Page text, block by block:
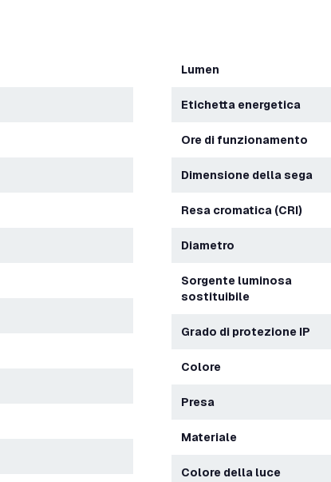
Lumen
Etichetta energetica
Ore di funzionamento
Dimensione della sega
Resa cromatica (CRI)
Diametro
Sorgente luminosa
sostituibile
Grado di protezione IP
Colore
Presa
Materiale
Colore della luce